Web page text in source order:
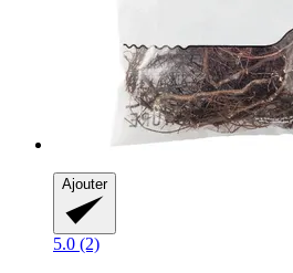
Ajouter
5.0 (2)